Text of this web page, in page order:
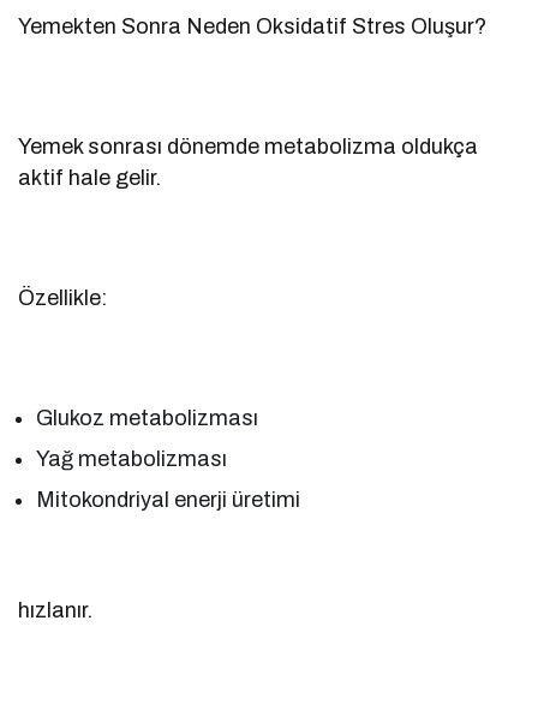
Yemekten Sonra Neden Oksidatif Stres Oluşur?
Yemek sonrası dönemde metabolizma oldukça
aktif hale gelir.
Özellikle:
Glukoz metabolizması
Yağ metabolizması
Mitokondriyal enerji üretimi
hızlanır.